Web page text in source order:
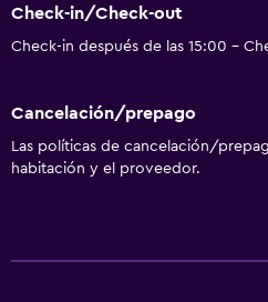
Unidad accesible para
Accesibilidad
Ducha adaptada para silla de
Plantas superiores accesibles
Check-in/Check-out
Check-in después de las 15:00 -
Cancelación/prepago
Las políticas de cancelación/
habitación y el proveedor.